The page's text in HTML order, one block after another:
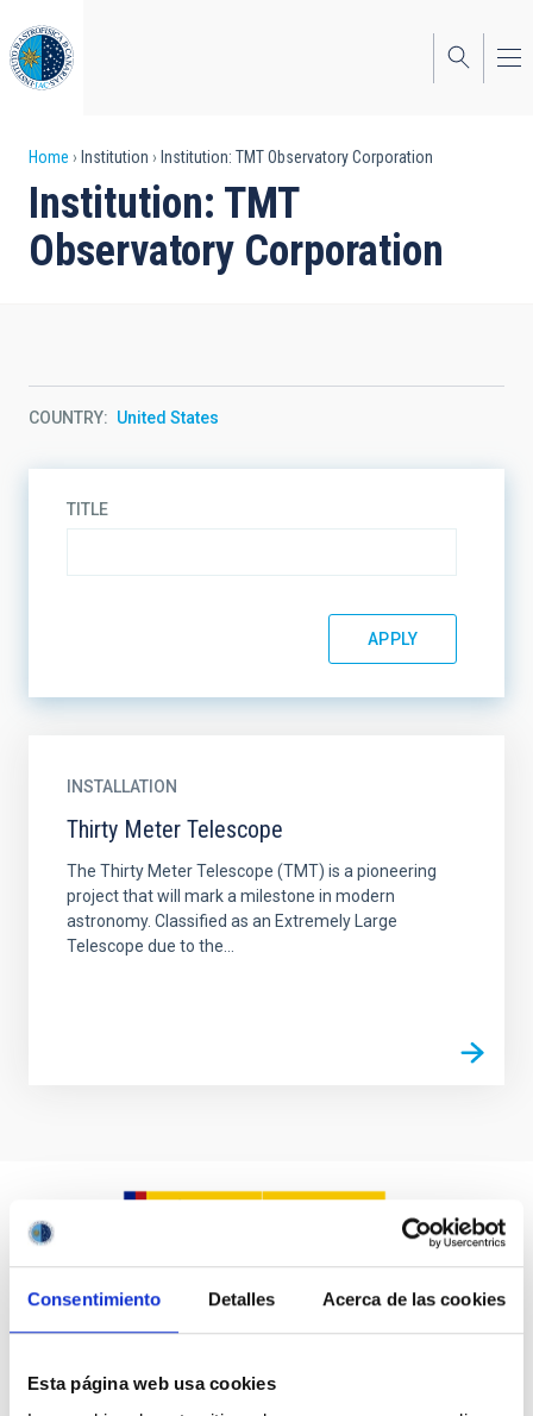
Consentimiento Detalles Acerca de las cookies
Esta página web usa cookies
to
main
content
Breadcrumb
Home Institution Institution: TMT Observatory Corporation
Institution: TMT
Observatory Corporation
COUNTRY United States
TITLE
INSTALLATION
Thirty Meter Telescope
The Thirty Meter Telescope (TMT) is a pioneering
project that will mark a milestone in modern
astronomy. Classified as an Extremely Large
Telescope due to the...